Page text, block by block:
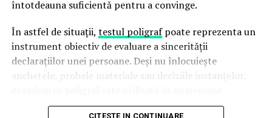
menținând țara pe o trasă de stabilitate.
bugetare rămân criterii esențiale în evaluarea
credibilității României.
În perioada următoare, atenția se mută asupra evaluării
realizate de Moody’s, care menține în prezent România
îndeaproape evoluția finanțelor publice, stabilitatea
întotdeauna suficientă pentru a convinge.
În astfel de situații, testul poligrafpoate reprezenta un
instrument obiectiv de evaluare a sincerității
declarațiilor unei persoane. Deși nu înlocuiește
anchetele, probele materiale sau deciziile instanțelor,
contexte pentru verificarea informațiilor și clarificarea
CITESTE IN CONTINUARE